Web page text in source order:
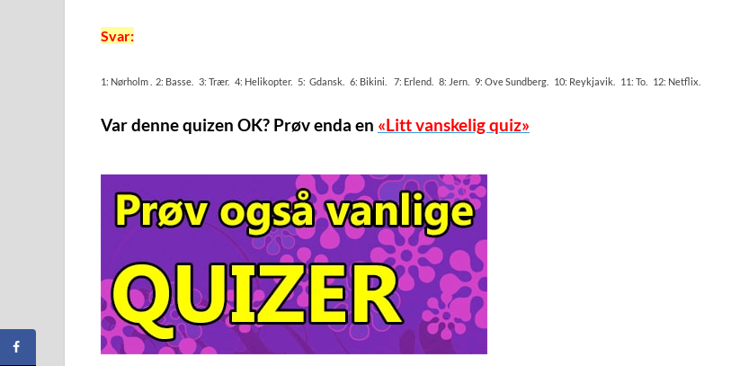
Svar:
1: Nørholm . 2: Basse. 3: Trær. 4: Helikopter. 5: Gdansk. 6: Bikini. 7: Erlend. 8: Jern. 9: Ove Sundberg. 10: Reykjavik. 11: To. 12: Netflix.
Var denne quizen OK? Prøv enda en «Litt vanskelig quiz»